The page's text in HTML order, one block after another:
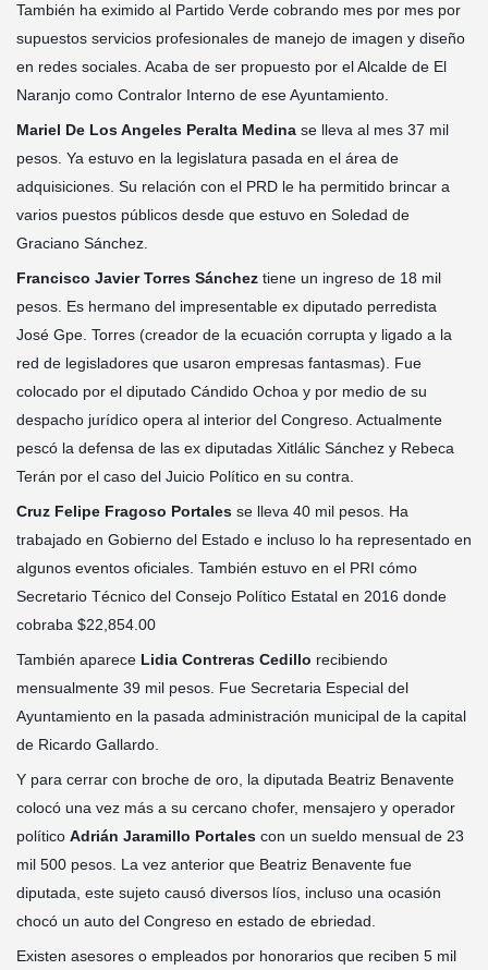
También ha eximido al Partido Verde cobrando mes por mes por
supuestos servicios profesionales de manejo de imagen y diseño
en redes sociales. Acaba de ser propuesto por el Alcalde de El
Naranjo como Contralor Interno de ese Ayuntamiento.
Mariel De Los Angeles Peralta Medinase lleva al mes 37 mil
pesos. Ya estuvo en la legislatura pasada en el área de
adquisiciones. Su relación con el PRD le ha permitido brincar a
varios puestos públicos desde que estuvo en Soledad de
Graciano Sánchez.
Francisco Javier Torres Sáncheztiene un ingreso de 18 mil
pesos. Es hermano del impresentable ex diputado perredista
José Gpe. Torres (creador de la ecuación corrupta y ligado a la
red de legisladores que usaron empresas fantasmas). Fue
colocado por el diputado Cándido Ochoa y por medio de su
despacho jurídico opera al interior del Congreso. Actualmente
pescó la defensa de las ex diputadas Xitlálic Sánchez y Rebeca
Terán por el caso del Juicio Político en su contra.
Cruz Felipe Fragoso Portalesse lleva 40 mil pesos. Ha
trabajado en Gobierno del Estado e incluso lo ha representado en
algunos eventos oficiales. También estuvo en el PRI cómo
Secretario Técnico del Consejo Político Estatal en 2016 donde
cobraba $22,854.00
También aparece Lidia Contreras Cedillo recibiendo
mensualmente 39 mil pesos. Fue Secretaria Especial del
Ayuntamiento en la pasada administración municipal de la capital
de Ricardo Gallardo.
Y para cerrar con broche de oro, la diputada Beatriz Benavente
colocó una vez más a su cercano chofer, mensajero y operador
político Adrián Jaramillo Portales con un sueldo mensual de 23
mil 500 pesos. La vez anterior que Beatriz Benavente fue
diputada, este sujeto causó diversos líos, incluso una ocasión
chocó un auto del Congreso en estado de ebriedad.
Existen asesores o empleados por honorarios que reciben 5 mil